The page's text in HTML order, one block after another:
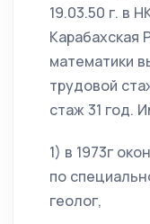
19.03.50 г. в
Карабахская
математики
трудовой
стаж 31 год.
1) в 1973г
по
геолог,